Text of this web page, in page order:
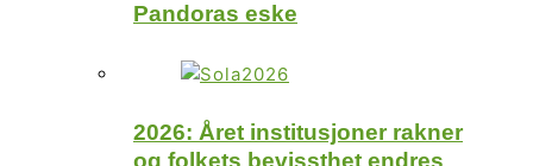
Pandoras eske
2026: Året institusjoner rakner
og folkets bevissthet endres